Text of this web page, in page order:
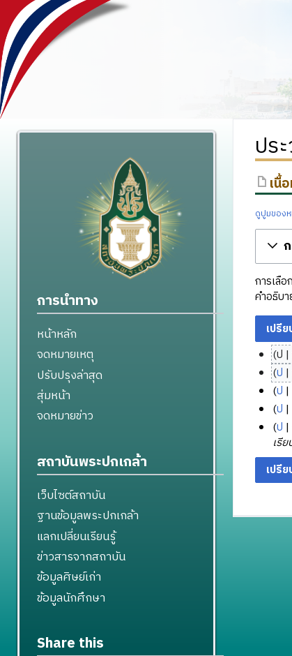
ปร
เนื้
ดูปูมของ
การเลื
คำอธิบ
9
มี
น
า
ค
ม
5
6
ป
ไ
ม่
มี
ค
ว
า
ม
ย่
า
ป
ไ
ม่
มี
ค
ว
า
ม
ป
ไ
ม่
มี
ค
ว
า
ย่
2
พ
ศ
ก
ป
ไ
ม่
มี
ค
ว
ม
ป
เรี
การนำทาง
หน้าหลัก
จดหมายเหตุ
ปรับปรุงล่าสุด
สุ่มหน้า
จดหมายข่าว
สถาบันพระปกเกล้า
เว็บไซต์สถาบัน
ฐานข้อมูลพระปกเกล้า
แลกเปลี่ยนเรียนรู้
ข่าวสารจากสถาบัน
ข้อมูลศิษย์เก่า
ข้อมูลนักศึกษา
Share this